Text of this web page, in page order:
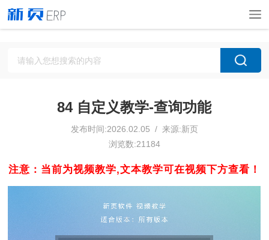
84 自定义教学-查询功能
发布时间:2026.02.05 / 来源:新页
浏览数:21184
注意：当前为视频教学,文本教学可在视频下方查看！